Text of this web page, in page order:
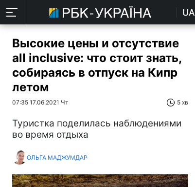
UA
Высокие цены и отсутствие
all inclusive: что стоит знать,
собираясь в отпуск на Кипр
летом
07:35 17.06.2021 Чт 5 хв
Туристка поделилась наблюдениями
во время отдыха
ОЛЬГА МАДЖУМДАР